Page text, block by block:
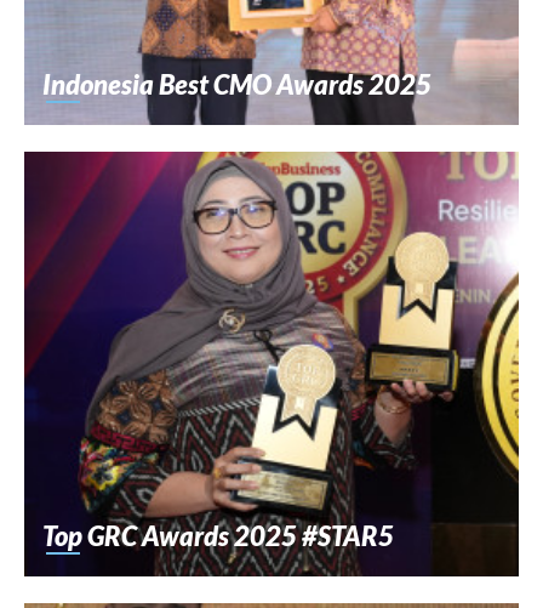
Indonesia Best CMO Awards 2025
Top GRC Awards 2025 #STAR5